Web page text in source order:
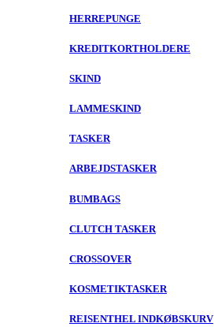
HERREPUNGE
KREDITKORTHOLDERE
SKIND
LAMMESKIND
TASKER
ARBEJDSTASKER
BUMBAGS
CLUTCH TASKER
CROSSOVER
KOSMETIKTASKER
REISENTHEL INDKØBSKURV